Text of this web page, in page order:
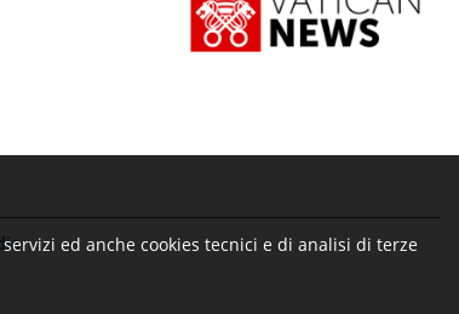
ed anche cookies tecnici e di analisi di terze